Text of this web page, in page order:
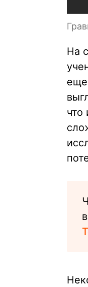
На
что